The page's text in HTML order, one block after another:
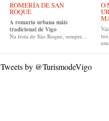
ROMERÍA DE SAN
ROQUE
A romaria urbana máis
tradicional de Vigo
Na festa de São Roque, sempre...
O
Tweets by @TurismodeVigo